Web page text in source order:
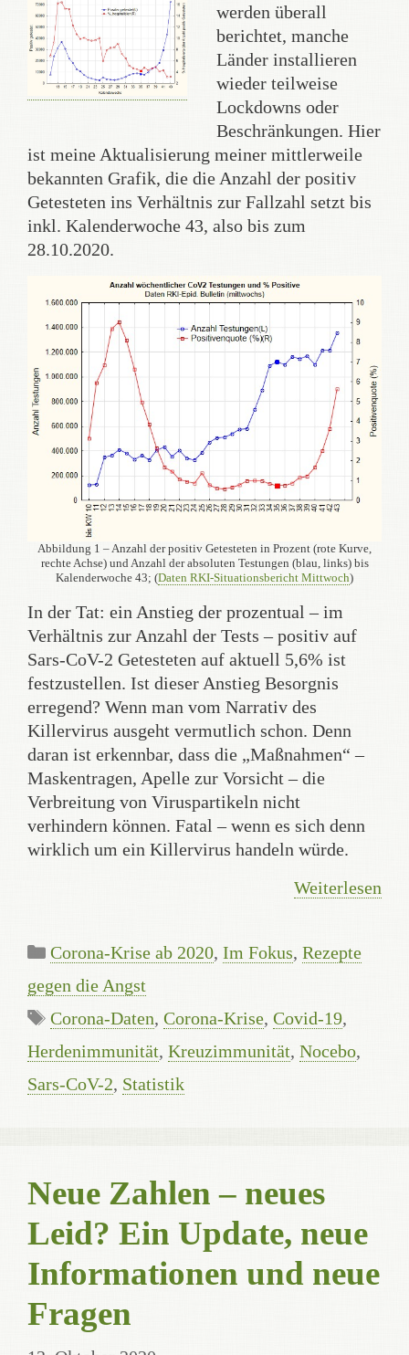
werden überall
berichtet, manche
Länder installieren
wieder teilweise
Lockdowns oder
Beschränkungen. Hier
ist meine Aktualisierung meiner mittlerweile
bekannten Grafik, die die Anzahl der positiv
Getesteten ins Verhältnis zur Fallzahl setzt bis
inkl. Kalenderwoche 43, also bis zum
28.10.2020.
Abbildung 1 – Anzahl der positiv Getesteten in Prozent (rote Kurve,
rechte Achse) und Anzahl der absoluten Testungen (blau, links) bis
Kalenderwoche 43; (Daten RKI-Situationsbericht Mittwoch)
In der Tat: ein Anstieg der prozentual – im
Verhältnis zur Anzahl der Tests – positiv auf
Sars-CoV-2 Getesteten auf aktuell 5,6% ist
festzustellen. Ist dieser Anstieg Besorgnis
erregend? Wenn man vom Narrativ des
Killervirus ausgeht vermutlich schon. Denn
daran ist erkennbar, dass die „Maßnahmen“ –
Maskentragen, Apelle zur Vorsicht – die
Verbreitung von Viruspartikeln nicht
verhindern können. Fatal – wenn es sich denn
wirklich um ein Killervirus handeln würde.
Weiterlesen
Kategorien
Corona-Krise ab 2020, Im Fokus, Rezepte
gegen die Angst
Schlagwörter
Corona-Daten, Corona-Krise, Covid-19,
Herdenimmunität, Kreuzimmunität, Nocebo,
Sars-CoV-2, Statistik
Neue Zahlen – neues
Leid? Ein Update, neue
Informationen und neue
Fragen